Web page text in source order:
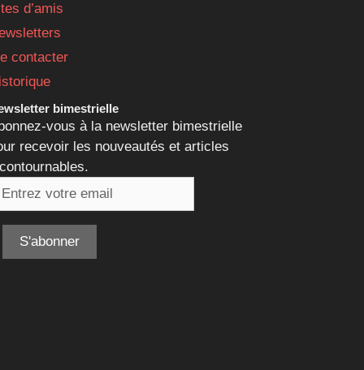
d’amis
contacter
bimestrielle
vous à la newsletter bimestrielle
recevoir les nouveautés et articles